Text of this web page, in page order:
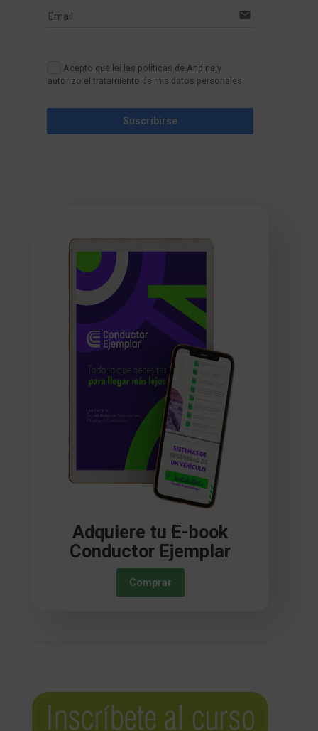
Email email
Acepto que leí las políticas de Andina y
autorizo el tratamiento de mis datos personales.
Suscribirse
Adquiere tu E-book
Conductor Ejemplar
Comprar